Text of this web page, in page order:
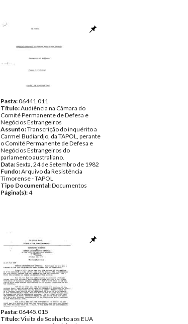
Pasta:06441.011
Título:Audiência na Câmara do
Comité Permanente de Defesa e
Negócios Estrangeiros
Assunto:Transcrição do inquérito a
Carmel Budiardjo, da TAPOL, perante
o Comité Permanente de Defesa e
Negócios Estrangeiros do
parlamento australiano.
Data:Sexta, 24 de Setembro de 1982
Fundo:Arquivo da Resistência
Timorense - TAPOL
Tipo Documental:Documentos
Página(s):4
Pasta:06445.015
Título:Visita de Soeharto aos EUA